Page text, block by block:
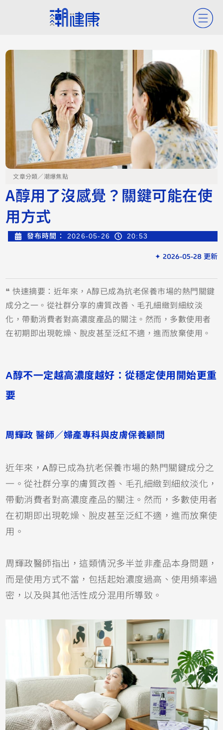
文章分類／潮爆焦點
A醇用了沒感覺？關鍵可能在使
用方式
發布時間： 2026-05-26 20:53
✦ 2026-05-28 更新
❝ 快速摘要：近年來，A醇已成為抗老保養市場的熱門關鍵
成分之一。從社群分享的膚質改善、毛孔細緻到細紋淡
化，帶動消費者對高濃度產品的關注。然而，多數使用者
在初期即出現乾燥、脫皮甚至泛紅不適，進而放棄使用。
A醇不一定越高濃度越好：從穩定使用開始更重
要
周輝政 醫師／婦產專科與皮膚保養顧問
近年來，A醇已成為抗老保養市場的熱門關鍵成分之
一。從社群分享的膚質改善、毛孔細緻到細紋淡化，
帶動消費者對高濃度產品的關注。然而，多數使用者
在初期即出現乾燥、脫皮甚至泛紅不適，進而放棄使
用。
周輝政醫師指出，這類情況多半並非產品本身問題，
而是使用方式不當，包括起始濃度過高、使用頻率過
密，以及與其他活性成分混用所導致。